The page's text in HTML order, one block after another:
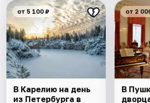
от 5 100 ₽
В Карелию на день
из Петербурга в
от 2
В